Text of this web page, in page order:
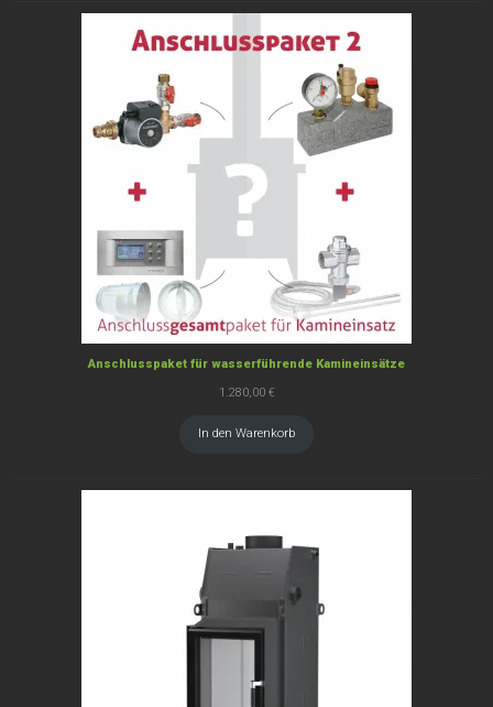
Anschlusspaket für wasserführende Kamineinsätze
1.280,00 €
In den Warenkorb